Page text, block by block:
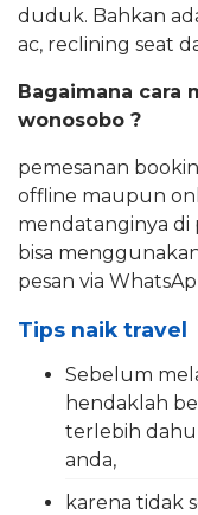
duduk. Bahkan
ac, reclining seat
Bagaimana cara
wonosobo ?
pemesanan
offline maupun
mendatanginya
bisa
pesan via
Tips naik travel
Sebelum
hendaklah
terlebih
anda,
karena tidak